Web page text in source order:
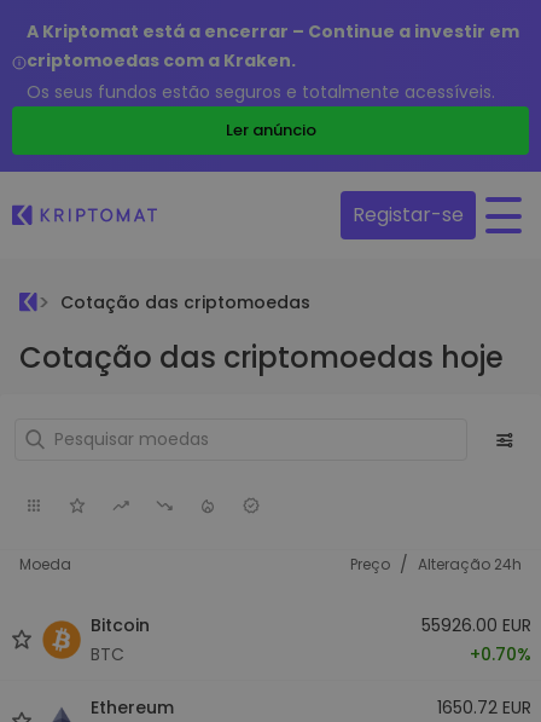
A Kriptomat está a encerrar – Continue a investir em
criptomoedas com a Kraken.
Os seus fundos estão seguros e totalmente acessíveis.
Ler anúncio
Registar-se
Cotação das criptomoedas
Cotação das criptomoedas hoje
Moeda Preço / Alteração 24h
Bitcoin
BTC
55926.00 EUR
+0.70%
Ethereum
1650.72 EUR